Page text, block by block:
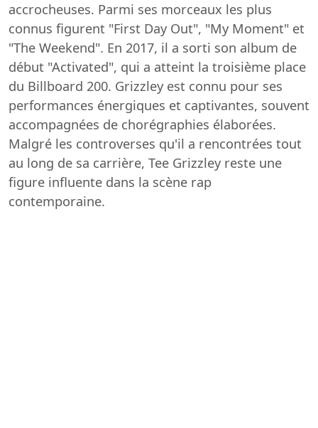
accrocheuses. Parmi ses morceaux les plus
connus figurent "First Day Out", "My Moment" et
"The Weekend". En 2017, il a sorti son album de
début "Activated", qui a atteint la troisième place
du Billboard 200. Grizzley est connu pour ses
performances énergiques et captivantes, souvent
accompagnées de chorégraphies élaborées.
Malgré les controverses qu'il a rencontrées tout
au long de sa carrière, Tee Grizzley reste une
figure influente dans la scène rap
contemporaine.